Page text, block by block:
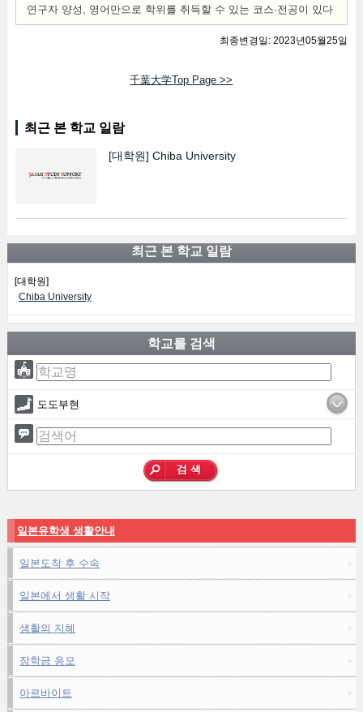
연구자 양성, 영어만으로 학위를 취득할 수 있는 코스·전공이 있다
최종변경일: 2023년05월25일
千葉大学Top Page >>
최근 본 학교 일람
[대학원] Chiba University
최근 본 학교 일람
[대학원]
Chiba University
학교를 검색
도도부현
일본유학생 생활안내
일본도착 후 수속
일본에서 생활 시작
생활의 지혜
장학금 응모
아르바이트